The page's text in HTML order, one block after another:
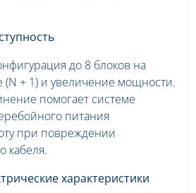
до 8 блоков на
(N + 1) и увеличение мощности.
помогает системе
питания
при повреждении
кабеля.
характеристики